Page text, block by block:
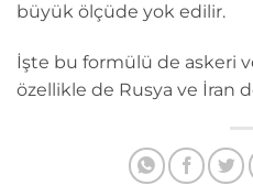
büyük ölçüde yok edilir.
İşte bu formülü de askeri
özellikle de Rusya ve İran